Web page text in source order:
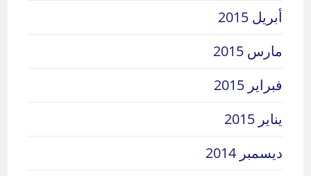
أبريل 2015
مارس 2015
فبراير 2015
يناير 2015
ديسمبر 2014